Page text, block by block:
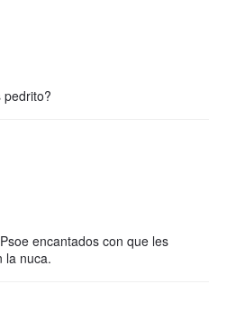
pedrito?
encantados con que les
la nuca.